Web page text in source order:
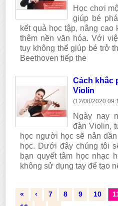
Học chơi
giúp bé
kết quả học tập, nâng
thêm nền văn hóa. Với
tuy không thể giúp bé trở
Beethoven tiếp the
Cách khắc
Violin
(12/08/2020
Ngày nay
đàn Violin,
học người học sẽ nản
học. Dưới đây chúng tôi
bạn quyết tâm học nhạc
không sử dụng tay để tạo
« ‹ 7 8 9 10